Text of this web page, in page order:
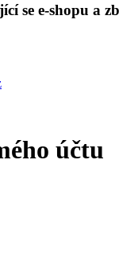
se e-shopu a
účtu